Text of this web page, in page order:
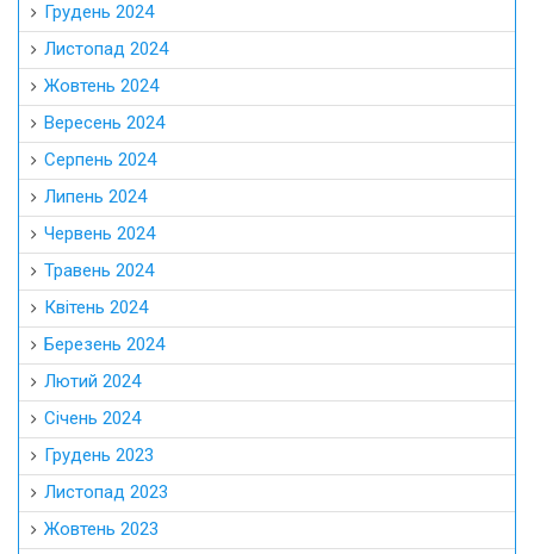
Грудень 2024
Листопад 2024
Жовтень 2024
Вересень 2024
Серпень 2024
Липень 2024
Червень 2024
Травень 2024
Квітень 2024
Березень 2024
Лютий 2024
Січень 2024
Грудень 2023
Листопад 2023
Жовтень 2023